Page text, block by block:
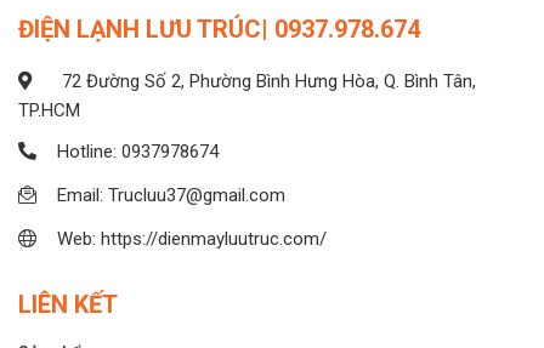
ĐIỆN LẠNH LƯU TRÚC| 0937.978.674
72 Đường Số 2, Phường Bình Hưng Hòa, Q. Bình Tân,
TP.HCM
Hotline: 0937978674
Email: Trucluu37@gmail.com
Web: https://dienmayluutruc.com/
LIÊN KẾT